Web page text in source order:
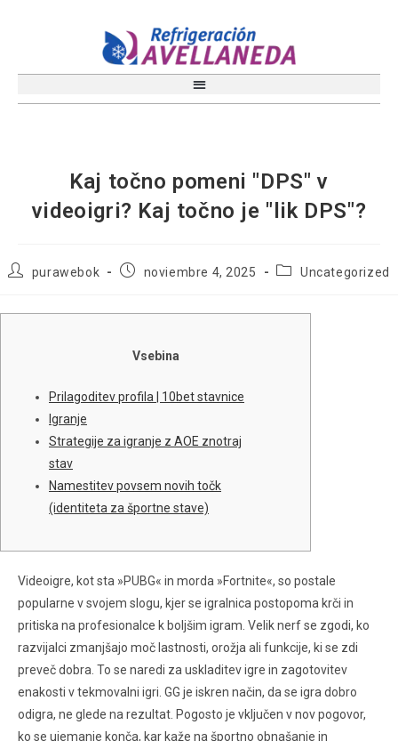
Kaj točno pomeni "DPS" v
videoigri? Kaj točno je "lik DPS"?
purawebok noviembre 4, 2025 Uncategorized
Vsebina
Prilagoditev profila | 10bet stavnice
Igranje
Strategije za igranje z AOE znotraj
stav
Namestitev povsem novih točk
(identiteta za športne stave)
Videoigre, kot sta »PUBG« in morda »Fortnite«, so postale
popularne v svojem slogu, kjer se igralnica postopoma krči in
pritiska na profesionalce k boljšim igram. Velik nerf se zgodi, ko
razvijalci zmanjšajo moč lastnosti, orožja ali funkcije, ki se zdi
preveč dobra. To se naredi za uskladitev igre in zagotovitev
enakosti v tekmovalni igri. GG je iskren način, da se igra dobro
odigra, ne glede na rezultat. Pogosto je vključen v nov pogovor,
ko se ujemanje konča, kar kaže na športno obnašanje in